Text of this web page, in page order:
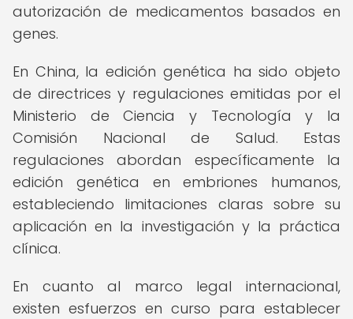
autorización de medicamentos basados en
genes.
En China, la edición genética ha sido objeto
de directrices y regulaciones emitidas por el
Ministerio de Ciencia y Tecnología y la
Comisión Nacional de Salud. Estas
regulaciones abordan específicamente la
edición genética en embriones humanos,
estableciendo limitaciones claras sobre su
aplicación en la investigación y la práctica
clínica.
En cuanto al marco legal internacional,
existen esfuerzos en curso para establecer